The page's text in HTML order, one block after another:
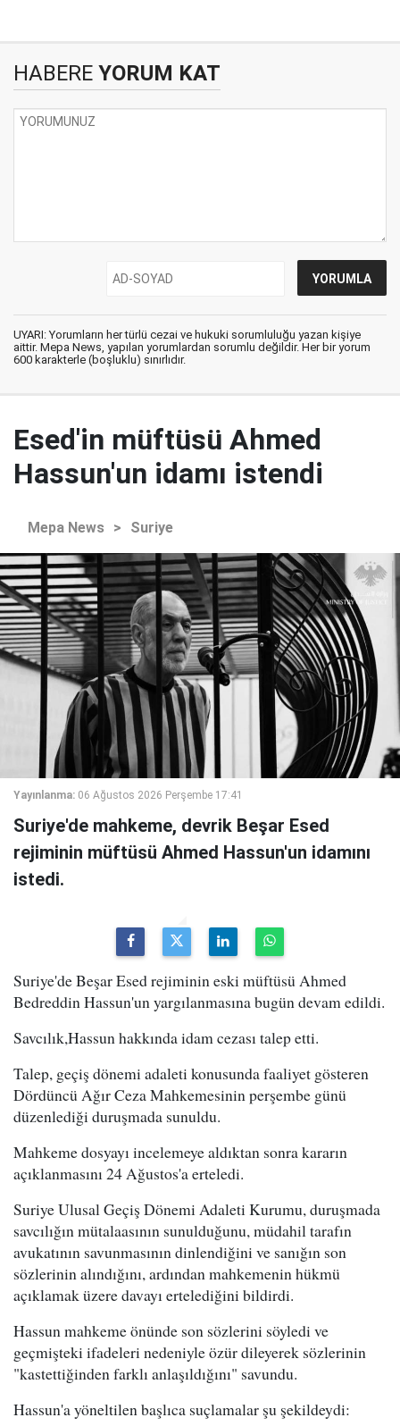
HABERE YORUM KAT
UYARI: Yorumların her türlü cezai ve hukuki sorumluluğu yazan kişiye
aittir. Mepa News, yapılan yorumlardan sorumlu değildir. Her bir yorum
600 karakterle (boşluklu) sınırlıdır.
Esed'in müftüsü Ahmed
Hassun'un idamı istendi
Mepa News > Suriye
Yayınlanma: 06 Ağustos 2026 Perşembe 17:41
Suriye'de mahkeme, devrik Beşar Esed
rejiminin müftüsü Ahmed Hassun'un idamını
istedi.
Suriye'de Beşar Esed rejiminin eski müftüsü Ahmed
Bedreddin Hassun'un yargılanmasına bugün devam edildi.
Savcılık,Hassun hakkında idam cezası talep etti.
Talep, geçiş dönemi adaleti konusunda faaliyet gösteren
Dördüncü Ağır Ceza Mahkemesinin perşembe günü
düzenlediği duruşmada sunuldu.
Mahkeme dosyayı incelemeye aldıktan sonra kararın
açıklanmasını 24 Ağustos'a erteledi.
Suriye Ulusal Geçiş Dönemi Adaleti Kurumu, duruşmada
savcılığın mütalaasının sunulduğunu, müdahil tarafın
avukatının savunmasının dinlendiğini ve sanığın son
sözlerinin alındığını, ardından mahkemenin hükmü
açıklamak üzere davayı ertelediğini bildirdi.
Hassun mahkeme önünde son sözlerini söyledi ve
geçmişteki ifadeleri nedeniyle özür dileyerek sözlerinin
"kastettiğinden farklı anlaşıldığını" savundu.
Hassun'a yöneltilen başlıca suçlamalar şu şekildeydi: